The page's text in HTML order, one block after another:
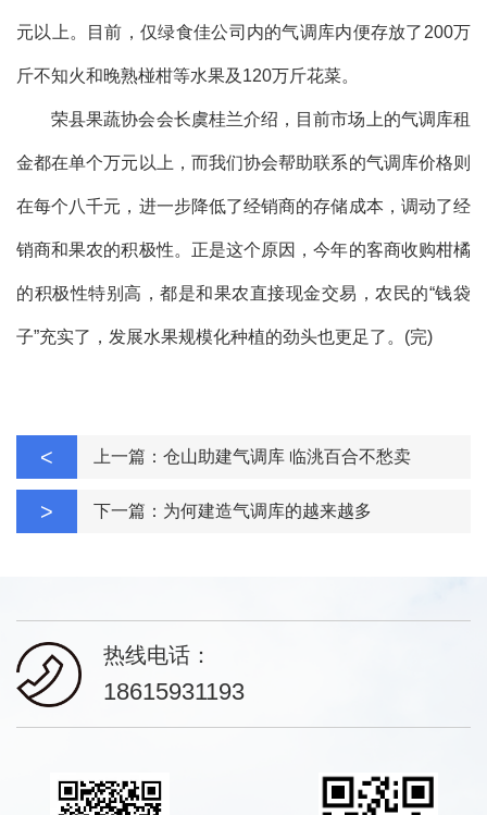
元以上。目前，仅绿食佳公司内的气调库内便存放了200万
斤不知火和晚熟椪柑等水果及120万斤花菜。
荣县果蔬协会会长虞桂兰介绍，目前市场上的气调库租
金都在单个万元以上，而我们协会帮助联系的气调库价格则
在每个八千元，进一步降低了经销商的存储成本，调动了经
销商和果农的积极性。正是这个原因，今年的客商收购柑橘
的积极性特别高，都是和果农直接现金交易，农民的“钱袋
子”充实了，发展水果规模化种植的劲头也更足了。(完)
< 上一篇：仓山助建气调库 临洮百合不愁卖
> 下一篇：为何建造气调库的越来越多
热线电话：
18615931193